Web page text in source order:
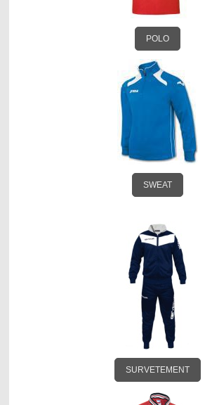
POLO
SWEAT
SURVETEMENT